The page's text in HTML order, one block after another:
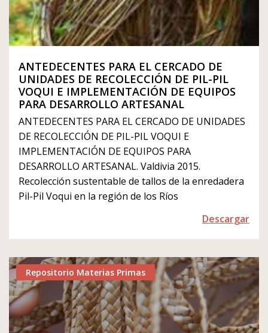
ANTEDECENTES PARA EL CERCADO DE
UNIDADES DE RECOLECCIÓN DE PIL-PIL
VOQUI E IMPLEMENTACIÓN DE EQUIPOS
PARA DESARROLLO ARTESANAL
ANTEDECENTES PARA EL CERCADO DE UNIDADES
DE RECOLECCIÓN DE PIL-PIL VOQUI E
IMPLEMENTACIÓN DE EQUIPOS PARA
DESARROLLO ARTESANAL. Valdivia 2015.
Recolección sustentable de tallos de la enredadera
Pil-Pil Voqui en la región de los Ríos
Descargar
Repositorio Materias Primas